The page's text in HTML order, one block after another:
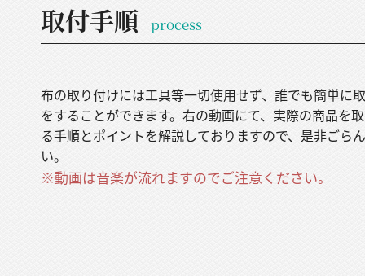
取付手順 process
布の取り付けには工具等一切使用せず、誰でも簡単に
をすることができます。右の動画にて、実際の商品を
る手順とポイントを解説しておりますので、是非ごら
い。
※動画は音楽が流れますのでご注意ください。